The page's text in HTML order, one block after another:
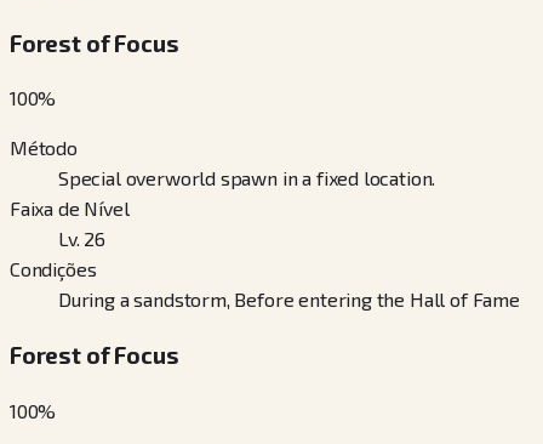
Forest of Focus
100%
Método
Special overworld spawn in a fixed location.
Faixa de Nível
Lv. 26
Condições
During a sandstorm, Before entering the Hall of Fame
Forest of Focus
100%